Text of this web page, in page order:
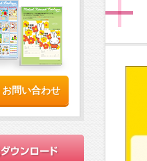
問い合わせ